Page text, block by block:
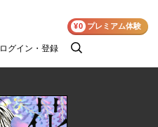
ログイン・登録
検
¥0 プレミアム体験